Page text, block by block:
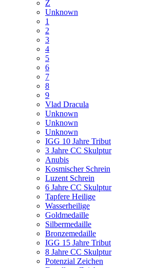
Z
Unknown
1
2
3
4
5
6
7
8
9
Vlad Dracula
Unknown
Unknown
Unknown
IGG 10 Jahre Tribut
3 Jahre CC Skulptur
Anubis
Kosmischer Schrein
Luzent Schrein
6 Jahre CC Skulptur
Tapfere Heilige
Wasserheilige
Goldmedaille
Silbermedaille
Bronzemedaille
IGG 15 Jahre Tribut
8 Jahre CC Skulptur
Potenzial Zeichen